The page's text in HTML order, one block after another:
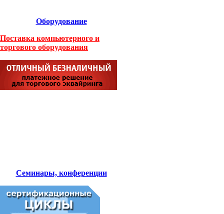
Оборудование
Поставка компьютерного и
торгового оборудования
Семинары, конференции